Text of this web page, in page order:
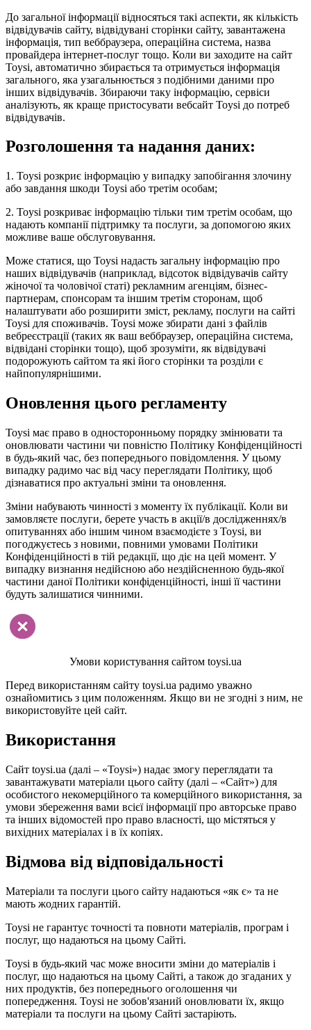
До загальної інформації відносяться такі аспекти, як кількість
відвідувачів сайту, відвідувані сторінки сайту, завантажена
інформація, тип веббраузера, операційна система, назва
провайдера інтернет-послуг тощо. Коли ви заходите на сайт
Toysi, автоматично збирається та отримується інформація
загального, яка узагальнюється з подібними даними про
інших відвідувачів. Збираючи таку інформацію, сервіси
аналізують, як краще пристосувати вебсайт Toysi до потреб
відвідувачів.
Розголошення та надання даних:
1. Toysi розкриє інформацію у випадку запобігання злочину
або завдання шкоди Toysi або третім особам;
2. Toysi розкриває інформацію тільки тим третім особам, що
надають компанії підтримку та послуги, за допомогою яких
можливе ваше обслуговування.
Може статися, що Toysi надасть загальну інформацію про
наших відвідувачів (наприклад, відсоток відвідувачів сайту
жіночої та чоловічої статі) рекламним агенціям, бізнес-
партнерам, спонсорам та іншим третім сторонам, щоб
налаштувати або розширити зміст, рекламу, послуги на сайті
Toysi для споживачів. Toysi може збирати дані з файлів
вебреєстрації (таких як ваш веббраузер, операційна система,
відвідані сторінки тощо), щоб зрозуміти, як відвідувачі
подорожують сайтом та які його сторінки та розділи є
найпопулярнішими.
Оновлення цього регламенту
Toysi має право в односторонньому порядку змінювати та
оновлювати частини чи повністю Політику Конфіденційності
в будь-який час, без попереднього повідомлення. У цьому
випадку радимо час від часу переглядати Політику, щоб
дізнаватися про актуальні зміни та оновлення.
Зміни набувають чинності з моменту їх публікації. Коли ви
замовляєте послуги, берете участь в акції/в дослідженнях/в
опитуваннях або іншим чином взаємодієте з Toysi, ви
погоджуєтесь з новими, повними умовами Політики
Конфіденційності в тій редакції, що діє на цей момент. У
випадку визнання недійсною або нездійсненною будь-якої
частини даної Політики конфіденційності, інші її частини
будуть залишатися чинними.
Умови користування сайтом toysi.ua
Перед використанням сайту toysi.ua радимо уважно
ознайомитись з цим положенням. Якщо ви не згодні з ним, не
використовуйте цей сайт.
Використання
Сайт toysi.ua (далі – «Toysi») надає змогу переглядати та
завантажувати матеріали цього сайту (далі – «Сайт») для
особистого некомерційного та комерційного використання, за
умови збереження вами всієї інформації про авторське право
та інших відомостей про право власності, що містяться у
вихідних матеріалах і в їх копіях.
Відмова від відповідальності
Матеріали та послуги цього сайту надаються «як є» та не
мають жодних гарантій.
Toysi не гарантує точності та повноти матеріалів, програм і
послуг, що надаються на цьому Сайті.
Toysi в будь-який час може вносити зміни до матеріалів і
послуг, що надаються на цьому Сайті, а також до згаданих у
них продуктів, без попереднього оголошення чи
попередження. Toysi не зобов'язаний оновлювати їх, якщо
матеріали та послуги на цьому Сайті застаріють.